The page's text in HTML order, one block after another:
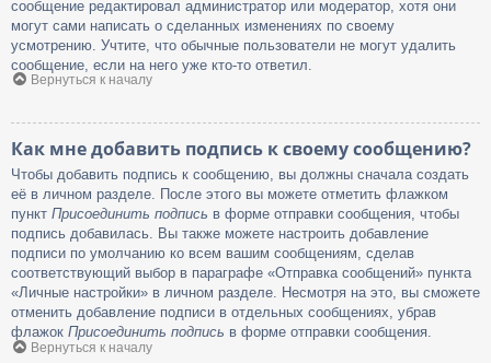
сообщение редактировал администратор или модератор, хотя они
могут сами написать о сделанных изменениях по своему
усмотрению. Учтите, что обычные пользователи не могут удалить
сообщение, если на него уже кто-то ответил.
Вернуться к началу
Как мне добавить подпись к своему сообщению?
Чтобы добавить подпись к сообщению, вы должны сначала создать
её в личном разделе. После этого вы можете отметить флажком
пункт Присоединить подпись в форме отправки сообщения, чтобы
подпись добавилась. Вы также можете настроить добавление
подписи по умолчанию ко всем вашим сообщениям, сделав
соответствующий выбор в параграфе «Отправка сообщений» пункта
«Личные настройки» в личном разделе. Несмотря на это, вы сможете
отменить добавление подписи в отдельных сообщениях, убрав
флажок Присоединить подпись в форме отправки сообщения.
Вернуться к началу